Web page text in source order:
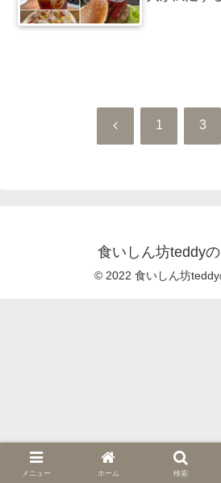
前 1 3
食いしん坊teddy
© 2022 食いしん坊teddy
メニュー ホーム 検索